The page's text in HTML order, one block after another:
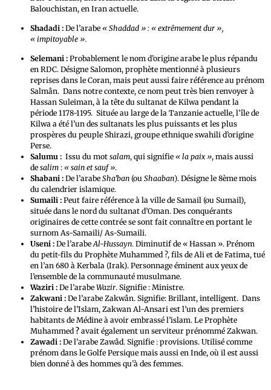
Balouchistan, en Iran actuelle.
Shadadi : De l’arabe « Shaddad » : « extrêmement dur »,
« impitoyable ».
Selemani : Probablement le nom d’origine arabe le plus répandu
en RDC. Désigne Salomon, prophète mentionné à plusieurs
reprises dans le Coran, mais peut aussi faire référence au prénom
Salmân. Dans notre contexte, ce nom peut très bien renvoyer à
Hassan Suleiman, à la tête du sultanat de Kilwa pendant la
période 1178-1195. Située au large de la Tanzanie actuelle, l’île de
Kilwa a été l’un des sultanats les plus puissants et les plus
prospères du peuple Shirazi, groupe ethnique swahili d’origine
Perse.
Salumu : Issu du mot salam, qui signifie « la paix », mais aussi
de salim : « sain et sauf ».
Shabani : De l’arabe Sha’ban (ou Shaaban). Désigne le 8ème mois
du calendrier islamique.
Sumaili : Peut faire référence à la ville de Samail (ou Sumail),
située dans le nord du sultanat d’Oman. Des conquérants
originaires de cette contrée se sont fait connaître en portant le
surnom As-Samaili/ As-Sumaili.
Useni : De l’arabe Al-Hussayn. Diminutif de « Hassan ». Prénom
du petit-fils du Prophète Muhammed ?, fils de Ali et de Fatima, tué
en l’an 680 à Kerbala (Irak). Personnage éminent aux yeux de
l’ensemble de la communauté musulmane.
Waziri : De l’arabe Wazir. Signifie : Ministre.
Zakwani : De l’arabe Zakwân. Signifie: Brillant, intelligent. Dans
l’histoire de l’Islam, Zakwan Al-Ansari est l’un des premiers
habitants de Médine à avoir embrassé l’islam. Le Prophète
Muhammed ? avait également un serviteur prénommé Zakwan.
Zawadi : De l’arabe Zawâd. Signifie : provisions. Utilisé comme
prénom dans le Golfe Persique mais aussi en Inde, où il est aussi
bien donné à des hommes qu’à des femmes.